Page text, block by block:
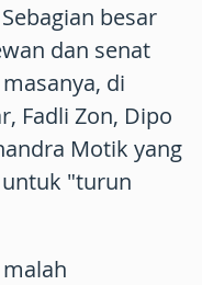
besar
dan senat
di
Fadli Zon, Dipo
Motik yang
"turun